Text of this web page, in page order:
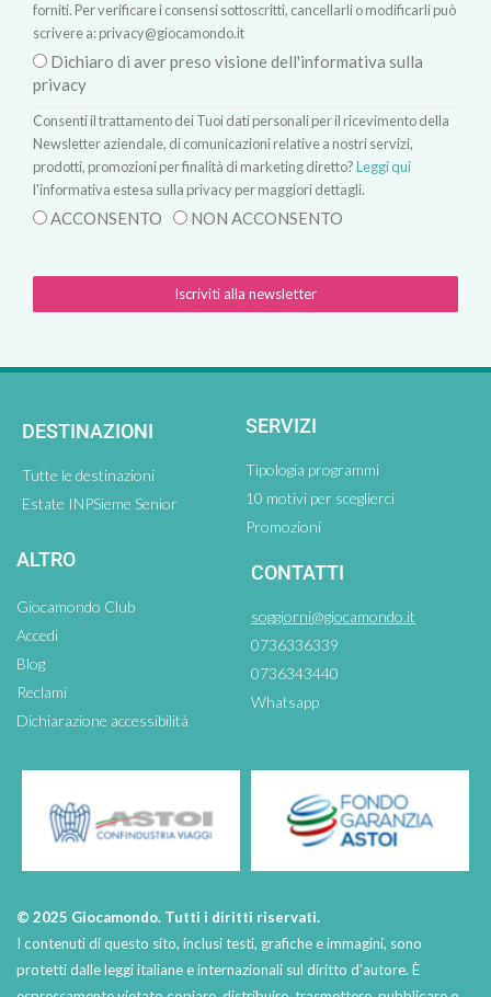
forniti. Per verificare i consensi sottoscritti, cancellarli o modificarli può
scrivere a:privacy@giocamondo.it
Dichiaro di aver preso visione dell'informativa sulla
privacy
Consenti il trattamento dei Tuoi dati personali per il ricevimento della
Newsletter aziendale, di comunicazioni relative a nostri servizi,
prodotti, promozioni per finalità di marketing diretto?Leggi qui
l'informativa estesa sulla privacy per maggiori dettagli.
ACCONSENTO NON ACCONSENTO
Iscriviti alla newsletter
DESTINAZIONI
Tutte le destinazioni
Estate INPSieme Senior
SERVIZI
Tipologia programmi
10 motivi per sceglierci
Promozioni
ALTRO
Giocamondo Club
Accedi
Blog
Reclami
Dichiarazione accessibilità
CONTATTI
soggiorni@giocamondo.it
0736336339
0736343440
Whatsapp
© 2025 Giocamondo. Tutti i diritti riservati.
I contenuti di questo sito, inclusi testi, grafiche e immagini, sono
protetti dalle leggi italiane e internazionali sul diritto d’autore. È